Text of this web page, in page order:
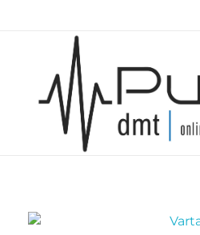
Puls Magazin
Zukunft der Mobilität